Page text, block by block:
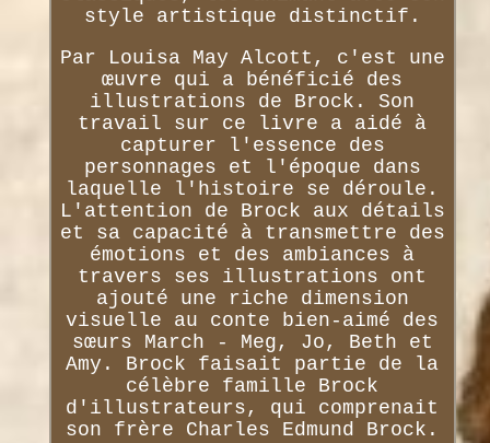
style artistique distinctif.
Par Louisa May Alcott, c'est une
œuvre qui a bénéficié des
illustrations de Brock. Son
travail sur ce livre a aidé à
capturer l'essence des
personnages et l'époque dans
laquelle l'histoire se déroule.
L'attention de Brock aux détails
et sa capacité à transmettre des
émotions et des ambiances à
travers ses illustrations ont
ajouté une riche dimension
visuelle au conte bien-aimé des
sœurs March - Meg, Jo, Beth et
Amy. Brock faisait partie de la
célèbre famille Brock
d'illustrateurs, qui comprenait
son frère Charles Edmund Brock.